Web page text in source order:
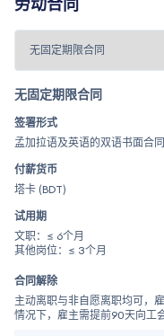
无固定期限合同
签署形式
孟加拉语及英语的双语书面合
付薪货币
塔卡 (BDT)
试用期
文职：≤ 6个月
其他岗位：≤ 3个月
合同解除
主动离职与非自愿离职均可，
情况下，雇主需提前90天向工